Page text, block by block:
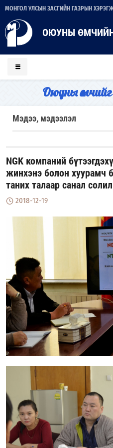
МОНГОЛ УЛСЫН ЗАСГИЙН ГАЗРЫН
ОЮУНЫ
Оюуны
Мэдээ, мэдээлэл
NGK компаний
жинхэнэ болон хуурамч
таних талаар санал
2018-12-19